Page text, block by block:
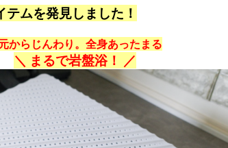
ムを発見しました！
からじんわり。全身あったまる
＼ まるで岩盤浴！ ／